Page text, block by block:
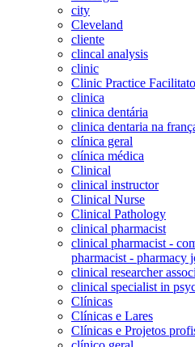
city
Cleveland
cliente
clincal analysis
clinic
Clinic Practice
clinica
clinica dentária
clinica dentaria na
clínica geral
clínica médica
Clinical
clinical instructor
Clinical Nurse
Clinical Pathology
clinical pharmacist
clinical pharmacist -
pharmacist - pharmacy
clinical researcher
clinical specialist in
Clínicas
Clínicas e Lares
Clínicas e Projetos